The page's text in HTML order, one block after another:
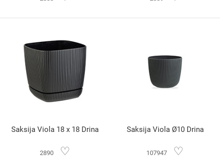
Saksija Viola 18 x 18 Drina
2890 ♡
Saksija Viola Ø10 Drina
107947 ♡